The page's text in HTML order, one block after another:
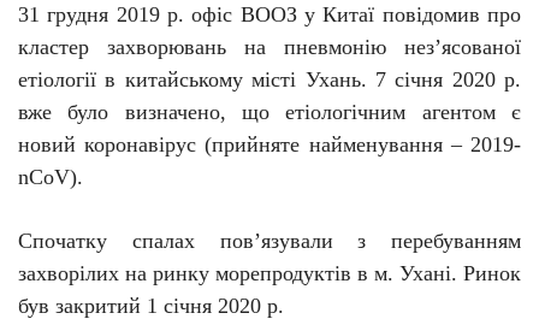
31 грудня 2019 р. офіс ВООЗ у Китаї повідомив про
кластер захворювань на пневмонію нез’ясованої
етіології в китайському місті Ухань. 7 січня 2020 р.
вже було визначено, що етіологічним агентом є
новий коронавірус (прийняте найменування – 2019-
nCoV).
Спочатку спалах пов’язували з перебуванням
захворілих на ринку морепродуктів в м. Ухані. Ринок
був закритий 1 січня 2020 р.